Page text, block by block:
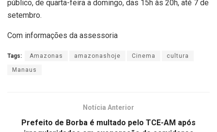
público, de quarta-feira a domingo, das 15h às 20h, até 7 de
setembro.
Com informações da assessoria
Tags: Amazonas amazonashoje Cinema cultura
Manaus
Notícia Anterior
Prefeito de Borba é multado pelo TCE-AM após